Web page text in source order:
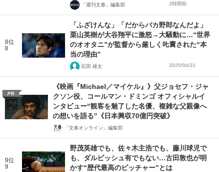
「週刊文春」編集部 2時間前
8位
8
「ふざけんな」「だからバカ野郎なんだよ」
栗山英樹が大谷翔平に激怒→大騒動に…“世界
のオオタニ”が監督から厳しく𠮟責された“本
当の理由”
石田 雄太 2025/04/21
PR
《映画『Michael／マイケル』》父ジョセフ・ジャ
クソン役、コールマン・ドミンゴ オフィシャルイ
ンタビュー“観客を魅了した名優、複雑な父親像へ
の想いを語る”《日本興収70億円突破》
「文春オンライン」編集部
9位
9
野茂英雄でも、佐々木主浩でも、藤川球児で
も、ダルビッシュ有でもない…古田敦也が明
かす“歴代最高のピッチャー”とは